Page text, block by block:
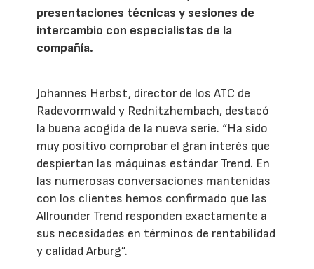
presentaciones técnicas y sesiones de
intercambio con especialistas de la
compañía.
Johannes Herbst, director de los ATC de
Radevormwald y Rednitzhembach, destacó
la buena acogida de la nueva serie. “Ha sido
muy positivo comprobar el gran interés que
despiertan las máquinas estándar Trend. En
las numerosas conversaciones mantenidas
con los clientes hemos confirmado que las
Allrounder Trend responden exactamente a
sus necesidades en términos de rentabilidad
y calidad Arburg”.